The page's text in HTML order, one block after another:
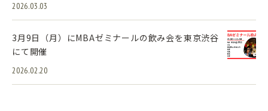
2026.03.03
3月9日（月）にMBAゼミナールの飲み会を東京渋谷
にて開催
2026.02.20